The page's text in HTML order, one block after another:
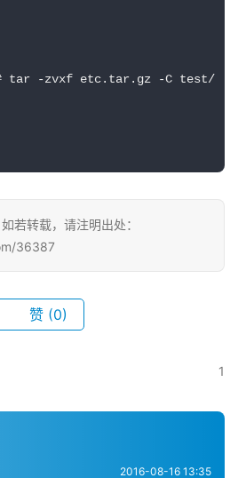
tar -zvxf etc.tar.gz -C test/
若转载，请注明出处：
36387
赞 (0)
1
2016-08-16 13:35